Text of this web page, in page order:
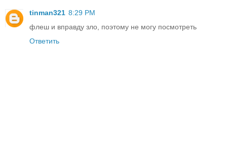
tinman321 8:29 PM
флеш и вправду зло, поэтому не могу посмотреть
Ответить